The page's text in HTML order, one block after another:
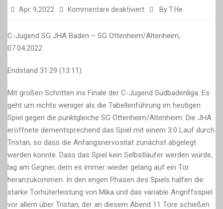
Apr. 9,2022 Kommentare deaktiviertfür
SL-
Sieg
zum
Staffelsieg
–
>
Final
4
Ticket
gesichert
!!!!
By T.He
C-Jugend SG JHA Baden – SG Ottenheim/Altenheim,
07.04.2022
Endstand 31:29 (13:11)
Mit großen Schritten ins Finale der C-Jugend Südbadenliga. Es
geht um nichts weniger als die Tabellenführung im heutigen
Spiel gegen die punktgleiche SG Ottenheim/Altenheim. Die JHA
eröffnete dementsprechend das Spiel mit einem 3:0 Lauf durch
Tristan, so dass die Anfangsnervosität zunächst abgelegt
werden konnte. Dass das Spiel kein Selbstläufer werden würde,
lag am Gegner, dem es immer wieder gelang auf ein Tor
heranzukommen. In den engen Phasen des Spiels halfen die
starke Torhüterleistung von Mika und das variable Angriffsspiel
vor allem über Tristan, der an diesem Abend 11 Tore schießen